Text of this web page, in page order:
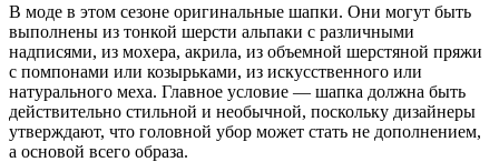
В моде в этом сезоне оригинальные шапки. Они могут быть
выполнены из тонкой шерсти альпаки с различными
надписями, из мохера, акрила, из объемной шерстяной пряжи
с помпонами или козырьками, из искусственного или
натурального меха. Главное условие — шапка должна быть
действительно стильной и необычной, поскольку дизайнеры
утверждают, что головной убор может стать не дополнением,
а основой всего образа.